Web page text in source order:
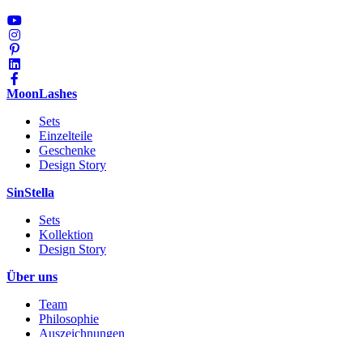
MoonLashes
Sets
Einzelteile
Geschenke
Design Story
SinStella
Sets
Kollektion
Design Story
Über uns
Team
Philosophie
Auszeichnungen